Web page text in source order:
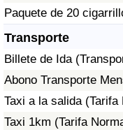
Paquete de 20
Transporte
Billete de Ida
Abono Transporte
Taxi a la salida (Tarifa
Taxi 1km (Tarifa
Índice de Tráfico